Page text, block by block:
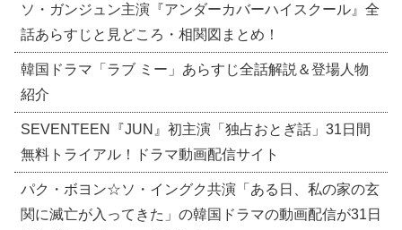
ソ・ガンジュン主演『アンダーカバーハイスクール』全
話あらすじと見どころ・相関図まとめ！
韓国ドラマ「ラブ ミー」あらすじ全話解説＆登場人物
紹介
SEVENTEEN『JUN』初主演「独占おとぎ話」31日間
無料トライアル！ドラマ動画配信サイト
パク・ボヨン☆ソ・イングク共演「ある日、私の家の玄
関に滅亡が入ってきた」の韓国ドラマの動画配信が31日